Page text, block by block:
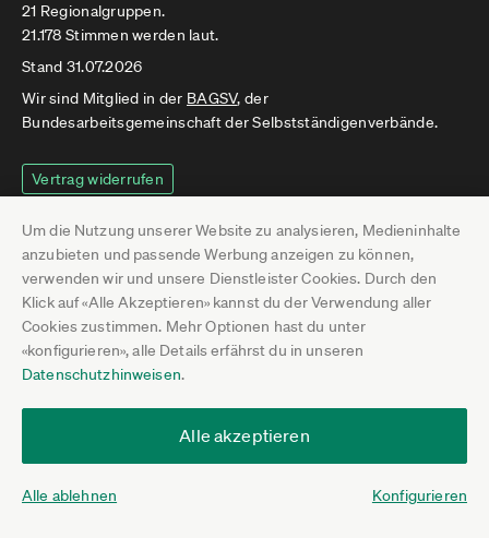
Um die Nutzung unserer Website zu analysieren, Medieninhalte
anzubieten und passende Werbung anzeigen zu können,
verwenden wir und unsere Dienstleister Cookies. Durch den
Klick auf «Alle Akzeptieren» kannst du der Verwendung aller
Cookies zustimmen. Mehr Optionen hast du unter
«konfigurieren», alle Details erfährst du in unseren
Datenschutzhinweisen.
Alle akzeptieren
Alle ablehnen Konfigurieren
21 Regionalgruppen.
21.178 Stimmen werden laut.
Stand 31.07.2026
Wir sind Mitglied in der BAGSV, der
Bundesarbeitsgemeinschaft der Selbstständigenverbände.
Vertrag widerrufen
Themen
Talks
Mitglieder
Mitmachen